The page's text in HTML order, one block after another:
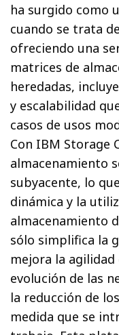
ha surgido como
cuando se trata
ofreciendo una
matrices de
heredadas,
y escalabilidad
casos de usos
Con IBM Storage
almacenamiento
subyacente, lo
dinámica y la
almacenamiento
sólo simplifica la
mejora la
evolución de las
la reducción de
medida que se